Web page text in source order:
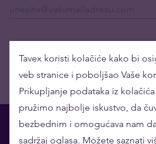
Tavex koristi kolačiće kako bi
veb stranice i poboljšao Vaše
Prikupljanje podataka iz
pružimo najbolje iskustvo, da
bezbednim i omogućava nam
sadržaj oglasa. Možete saznati